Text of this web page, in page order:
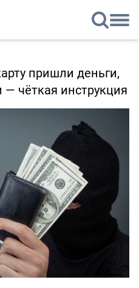
пришли деньги,
чёткая инструкция